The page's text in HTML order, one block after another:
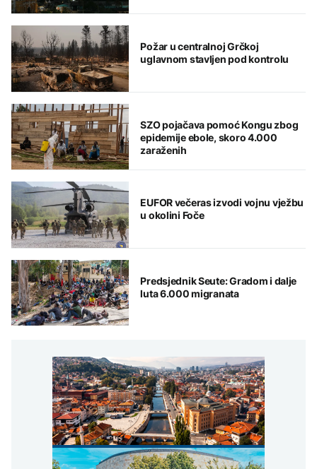
Požar u centralnoj Grčkoj
uglavnom stavljen pod kontrolu
SZO pojačava pomoć Kongu zbog
epidemije ebole, skoro 4.000
zaraženih
EUFOR večeras izvodi vojnu vježbu
u okolini Foče
Predsjednik Seute: Gradom i dalje
luta 6.000 migranata